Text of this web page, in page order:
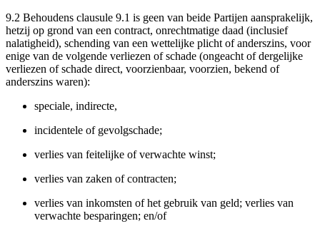
9.2 Behoudens clausule 9.1 is geen van beide Partijen aansprakelijk,
hetzij op grond van een contract, onrechtmatige daad (inclusief
nalatigheid), schending van een wettelijke plicht of anderszins, voor
enige van de volgende verliezen of schade (ongeacht of dergelijke
verliezen of schade direct, voorzienbaar, voorzien, bekend of
anderszins waren):
speciale, indirecte,
incidentele of gevolgschade;
verlies van feitelijke of verwachte winst;
verlies van zaken of contracten;
verlies van inkomsten of het gebruik van geld; verlies van
verwachte besparingen; en/of